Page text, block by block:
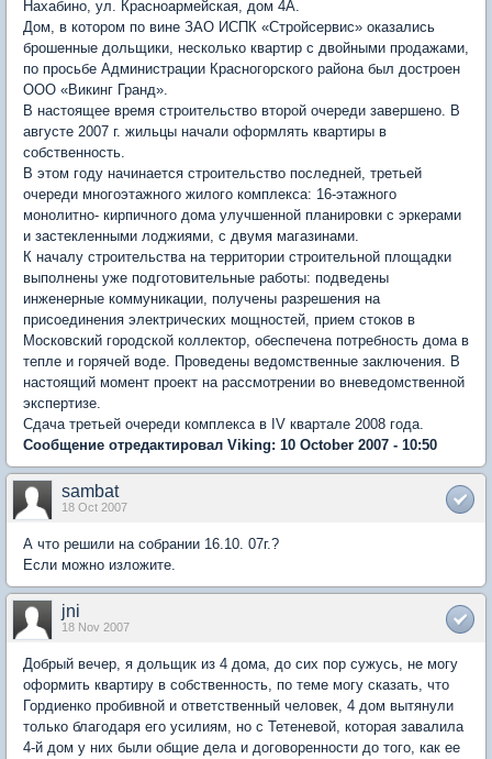
Нахабино, ул. Красноармейская, дом 4А.
Дом, в котором по вине ЗАО ИСПК «Стройсервис» оказались
брошенные дольщики, несколько квартир с двойными продажами,
по просьбе Администрации Красногорского района был достроен
ООО «Викинг Гранд».
В настоящее время строительство второй очереди завершено. В
августе 2007 г. жильцы начали оформлять квартиры в
собственность.
В этом году начинается строительство последней, третьей
очереди многоэтажного жилого комплекса: 16-этажного
монолитно- кирпичного дома улучшенной планировки с эркерами
и застекленными лоджиями, с двумя магазинами.
К началу строительства на территории строительной площадки
выполнены уже подготовительные работы: подведены
инженерные коммуникации, получены разрешения на
присоединения электрических мощностей, прием стоков в
Московский городской коллектор, обеспечена потребность дома в
тепле и горячей воде. Проведены ведомственные заключения. В
настоящий момент проект на рассмотрении во вневедомственной
экспертизе.
Сдача третьей очереди комплекса в IV квартале 2008 года.
Сообщение отредактировал Viking: 10 October 2007 - 10:50
sambat
18 Oct 2007
А что решили на собрании 16.10. 07г.?
Если можно изложите.
jni
18 Nov 2007
Добрый вечер, я дольщик из 4 дома, до сих пор сужусь, не могу
оформить квартиру в собственность, по теме могу сказать, что
Гордиенко пробивной и ответственный человек, 4 дом вытянули
только благодаря его усилиям, но с Тетеневой, которая завалила
4-й дом у них были общие дела и договоренности до того, как ее